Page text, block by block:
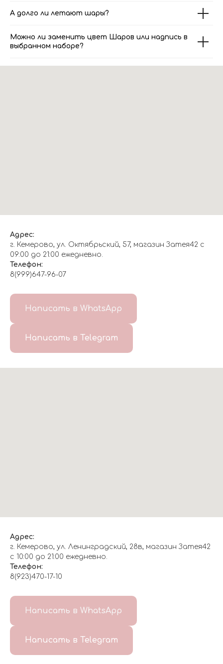
А долго ли летают шары?
Можно ли заменить цвет Шаров или надпись в
выбранном наборе?
Адрес:
г. Кемерово, ул. Октябрьский, 57, магазин Затея42 с
09:00 до 21:00 ежедневно.
Телефон:
8(999)647-96-07
Написать в WhatsApp
Написать в Telegram
Адрес:
г. Кемерово, ул. Ленинградский, 28в, магазин Затея42
с 10:00 до 21:00 ежедневно.
Телефон:
8(923)470-17-10
Написать в WhatsApp
Написать в Telegram
ДОСТАВКА/